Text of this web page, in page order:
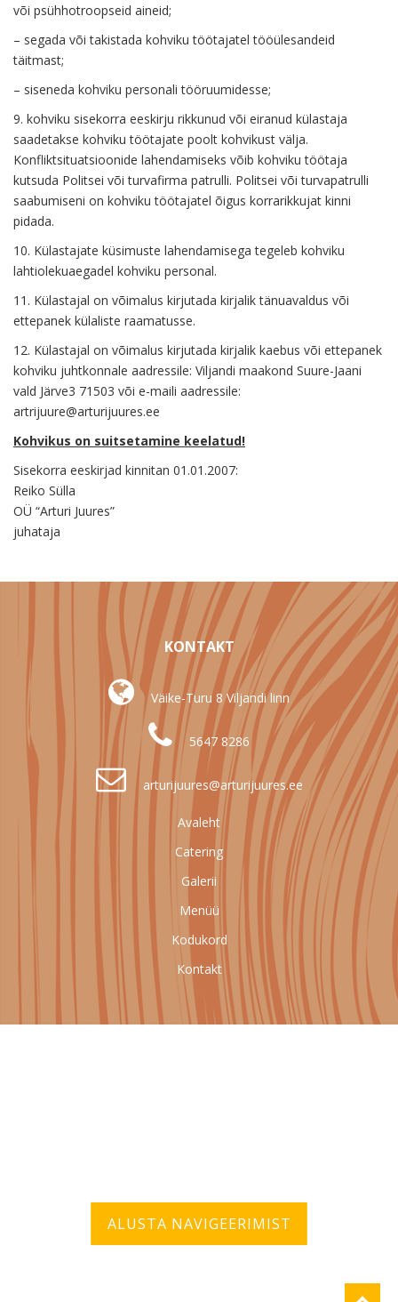
või psühhotroopseid aineid;
– segada või takistada kohviku töötajatel tööülesandeid
täitmast;
– siseneda kohviku personali tööruumidesse;
9. kohviku sisekorra eeskirju rikkunud või eiranud külastaja
saadetakse kohviku töötajate poolt kohvikust välja.
Konfliktsituatsioonide lahendamiseks võib kohviku töötaja
kutsuda Politsei või turvafirma patrulli. Politsei või turvapatrulli
saabumiseni on kohviku töötajatel õigus korrarikkujat kinni
pidada.
10. Külastajate küsimuste lahendamisega tegeleb kohviku
lahtiolekuaegadel kohviku personal.
11. Külastajal on võimalus kirjutada kirjalik tänuavaldus või
ettepanek külaliste raamatusse.
12. Külastajal on võimalus kirjutada kirjalik kaebus või ettepanek
kohviku juhtkonnale aadressile: Viljandi maakond Suure-Jaani
vald Järve3 71503 või e-maili aadressile:
artrijuure@arturijuures.ee
Kohvikus on suitsetamine keelatud!
Sisekorra eeskirjad kinnitan 01.01.2007:
Reiko Sülla
OÜ “Arturi Juures”
juhataja
KONTAKT
Väike-Turu 8 Viljandi linn
5647 8286
arturijuures@arturijuures.ee
Avaleht
Catering
Galerii
Menüü
Kodukord
Kontakt
ALUSTA NAVIGEERIMIST